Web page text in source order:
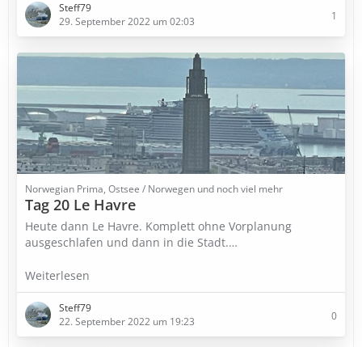
Steff79
29. September 2022 um 02:03
1
Norwegian Prima, Ostsee / Norwegen und noch viel mehr
Tag 20 Le Havre
Heute dann Le Havre. Komplett ohne Vorplanung
ausgeschlafen und dann in die Stadt.…
Weiterlesen
Steff79
22. September 2022 um 19:23
0